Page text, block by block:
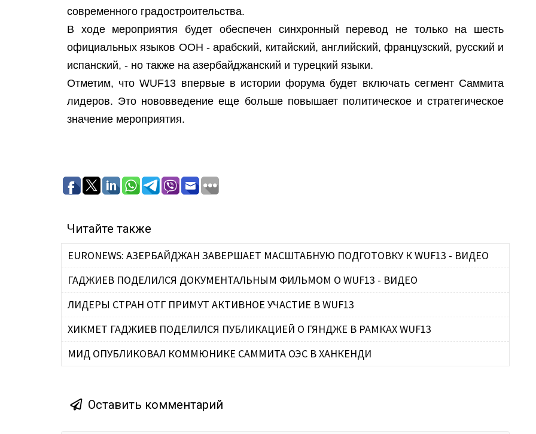
современного градостроительства.
В ходе мероприятия будет обеспечен синхронный перевод не только на шесть
официальных языков ООН - арабский, китайский, английский, французский, русский и
испанский, - но также на азербайджанский и турецкий языки.
Отметим, что WUF13 впервые в истории форума будет включать сегмент Саммита
лидеров. Это нововведение еще больше повышает политическое и стратегическое
значение мероприятия.
Читайте также
EURONEWS: АЗЕРБАЙДЖАН ЗАВЕРШАЕТ МАСШТАБНУЮ ПОДГОТОВКУ К WUF13 - ВИДЕО
ГАДЖИЕВ ПОДЕЛИЛСЯ ДОКУМЕНТАЛЬНЫМ ФИЛЬМОМ О WUF13 - ВИДЕО
ЛИДЕРЫ СТРАН ОТГ ПРИМУТ АКТИВНОЕ УЧАСТИЕ В WUF13
ХИКМЕТ ГАДЖИЕВ ПОДЕЛИЛСЯ ПУБЛИКАЦИЕЙ О ГЯНДЖЕ В РАМКАХ WUF13
МИД ОПУБЛИКОВАЛ КОММЮНИКЕ САММИТА ОЭС В ХАНКЕНДИ
Оставить комментарий